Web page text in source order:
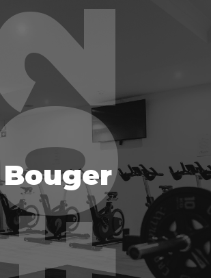
Bouger
Bouger
EN SAVOIR PLUS